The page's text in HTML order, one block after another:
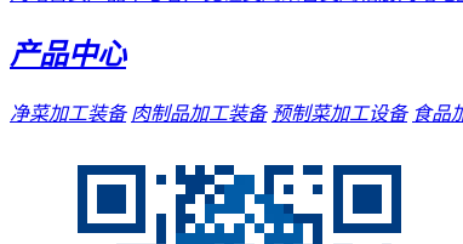
产品中心
净菜加工装备 肉制品加工装备 预制菜加工设备 食品